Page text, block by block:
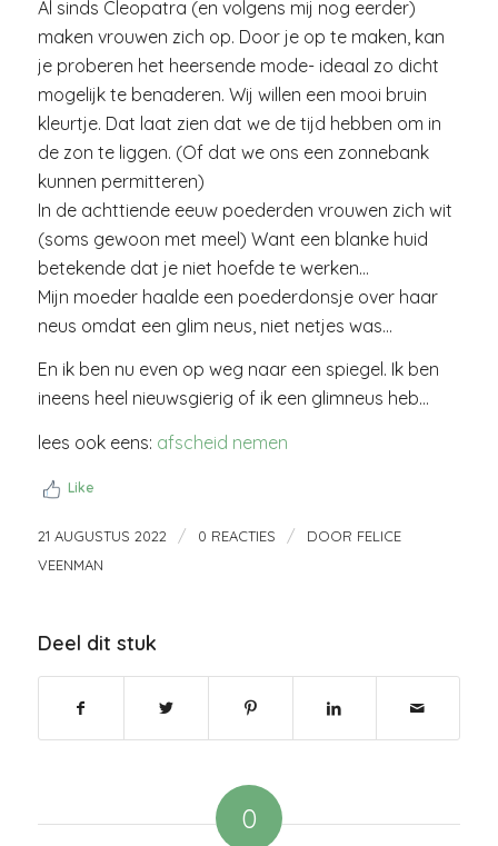
Al sinds Cleopatra (en volgens mij nog eerder)
maken vrouwen zich op. Door je op te maken, kan
je proberen het heersende mode- ideaal zo dicht
mogelijk te benaderen. Wij willen een mooi bruin
kleurtje. Dat laat zien dat we de tijd hebben om in
de zon te liggen. (Of dat we ons een zonnebank
kunnen permitteren)
In de achttiende eeuw poederden vrouwen zich wit
(soms gewoon met meel) Want een blanke huid
betekende dat je niet hoefde te werken…
Mijn moeder haalde een poederdonsje over haar
neus omdat een glim neus, niet netjes was…
En ik ben nu even op weg naar een spiegel. Ik ben
ineens heel nieuwsgierig of ik een glimneus heb…
lees ook eens: afscheid nemen
Like
21 AUGUSTUS 2022 / 0 REACTIES / DOOR FELICE
VEENMAN
Deel dit stuk
0